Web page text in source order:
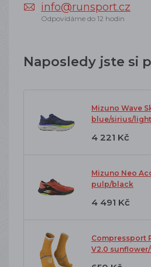
info@runsport.cz
Odpovídáme do 12 hodin
Naposledy jste si
Mizuno Wave
blue/sirius/
4 221 Kč
Mizuno Neo
pulp/black
4 491 Kč
Compressport
V2.0